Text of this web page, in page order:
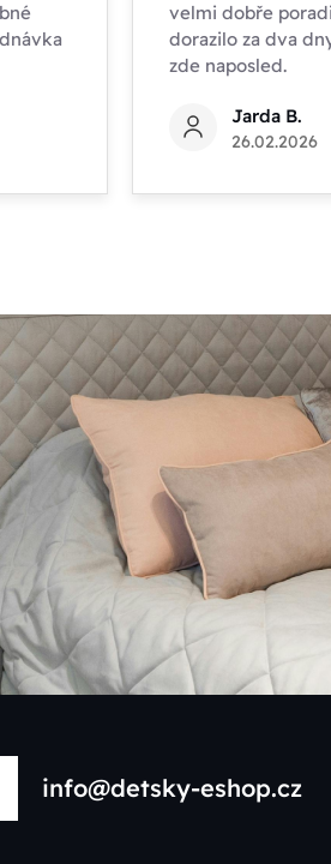
velmi dobře
dorazilo za dva
zde naposled.
Jarda B.
26.02.2026
info@detsky-eshop.cz